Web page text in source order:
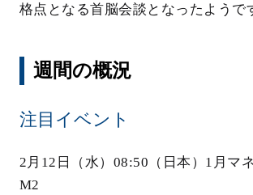
格点となる首脳会談となったようで
週間の概況
注目イベント
2月12日（水）08:50（日本）1月マ
M2